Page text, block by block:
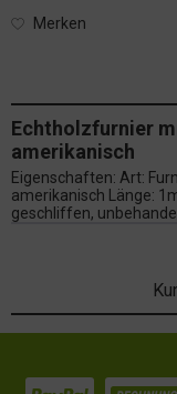
Merken
Echtholzfurnier
amerikanisch
Eigenschaften: Art:
amerikanisch Länge:
geschliffen,